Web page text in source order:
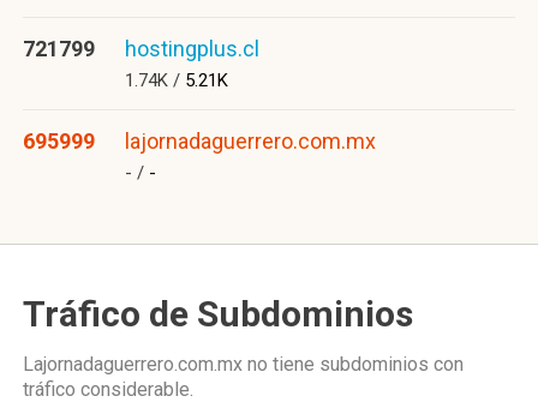
721799 hostingplus.cl
1.74K / 5.21K
695999 lajornadaguerrero.com.mx
- / -
Tráfico de Subdominios
Lajornadaguerrero.com.mx no tiene subdominios con
tráfico considerable.